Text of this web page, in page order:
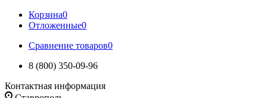
Корзина0
Отложенные0
Сравнение товаров0
8 (800) 350-09-96
Контактная информация